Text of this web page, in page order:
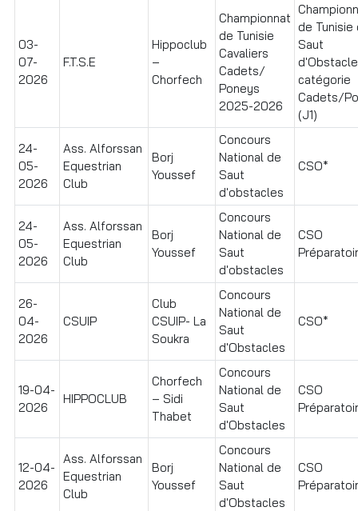
03-
07-
2026
F.T.S.E
Hippoclub
–
Chorfech
Championnat
de Tunisie
Cavaliers
Cadets/
Poneys
2025-2026
de Tunisie
Saut
catégorie
Cadets/
(J1)
24-
05-
2026
Ass. Alforssan
Equestrian
Club
Borj
Youssef
Concours
National de
Saut
d'obstacles
CSO*
24-
05-
2026
Ass. Alforssan
Equestrian
Club
Borj
Youssef
Concours
National de
Saut
d'obstacles
CSO
26-
04-
2026
CSUIP
Club
CSUIP- La
Soukra
Concours
National de
Saut
d'Obstacles
CSO*
19-04-
2026
HIPPOCLUB
Chorfech
– Sidi
Thabet
Concours
National de
Saut
d'Obstacles
CSO
12-04-
2026
Ass. Alforssan
Equestrian
Club
Borj
Youssef
Concours
National de
Saut
d'Obstacles
CSO